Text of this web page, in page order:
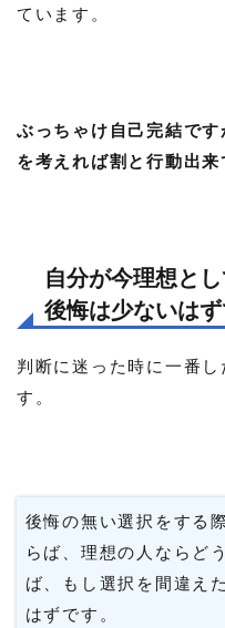
ています。
ぶっちゃけ自己完結で
を考えれば割と行動出来
自分が今理想と
後悔は少ないは
判断に迷った時に一番
す。
後悔の無い選択をする
らば、理想の人ならど
ば、もし選択を間違え
はずです。